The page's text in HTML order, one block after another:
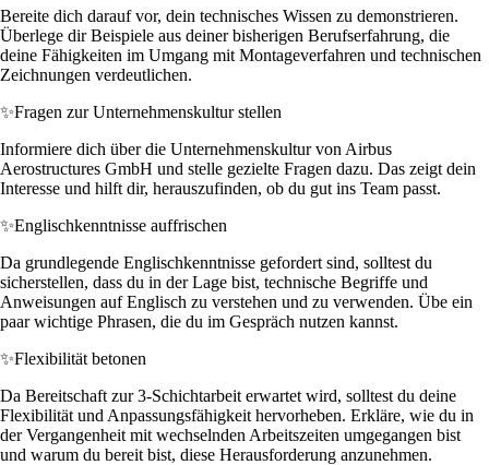
Bereite dich darauf vor, dein technisches Wissen zu demonstrieren.
Überlege dir Beispiele aus deiner bisherigen Berufserfahrung, die
deine Fähigkeiten im Umgang mit Montageverfahren und technischen
Zeichnungen verdeutlichen.
✨Fragen zur Unternehmenskultur stellen
Informiere dich über die Unternehmenskultur von Airbus
Aerostructures GmbH und stelle gezielte Fragen dazu. Das zeigt dein
Interesse und hilft dir, herauszufinden, ob du gut ins Team passt.
✨Englischkenntnisse auffrischen
Da grundlegende Englischkenntnisse gefordert sind, solltest du
sicherstellen, dass du in der Lage bist, technische Begriffe und
Anweisungen auf Englisch zu verstehen und zu verwenden. Übe ein
paar wichtige Phrasen, die du im Gespräch nutzen kannst.
✨Flexibilität betonen
Da Bereitschaft zur 3-Schichtarbeit erwartet wird, solltest du deine
Flexibilität und Anpassungsfähigkeit hervorheben. Erkläre, wie du in
der Vergangenheit mit wechselnden Arbeitszeiten umgegangen bist
und warum du bereit bist, diese Herausforderung anzunehmen.